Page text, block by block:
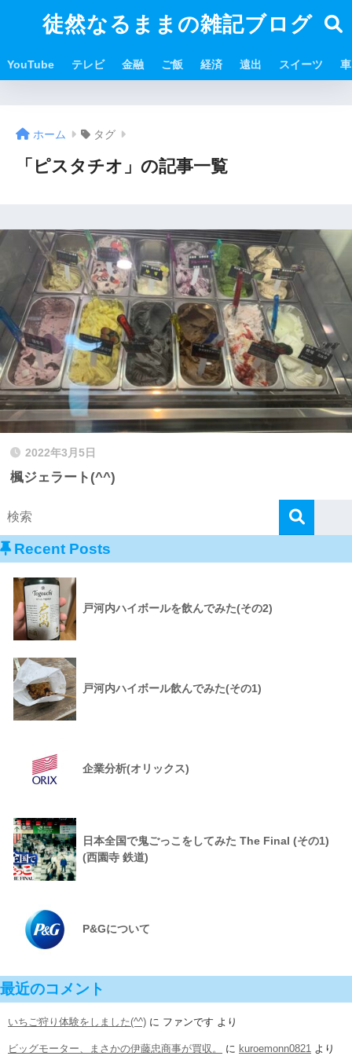
徒然なるままの雑記ブログ
YouTube テレビ 金融 ご飯 経済 遠出 スイーツ 車
ホーム タグ
「ピスタチオ」の記事一覧
2022年3月5日
楓ジェラート(^^)
Recent Posts
戸河内ハイボールを飲んでみた(その2)
戸河内ハイボール飲んでみた(その1)
企業分析(オリックス)
日本全国で鬼ごっこをしてみた The Final (その1)
(西園寺 鉄道)
P&Gについて
最近のコメント
いちご狩り体験をしました(^^) に ファンです より
ビッグモーター、まさかの伊藤忠商事が買収。 に kuroemonn0821 より